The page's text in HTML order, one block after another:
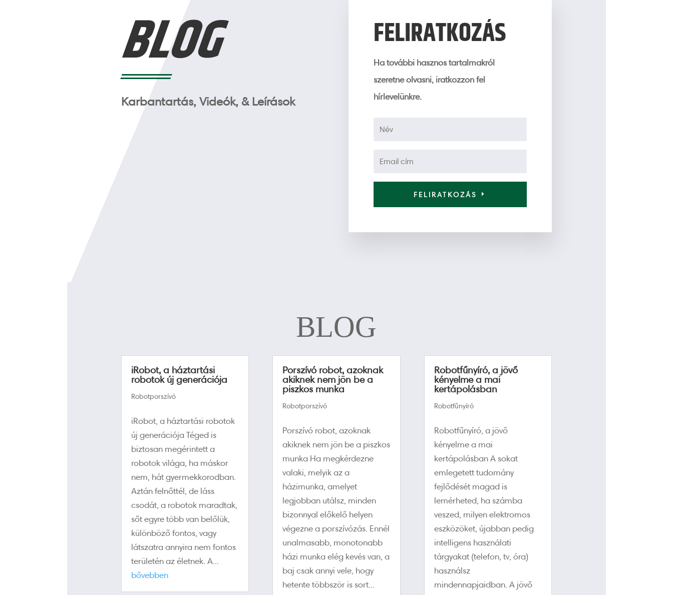
BLOG
Karbantartás, Videók, & Leírások
FELIRATKOZÁS
Ha további hasznos tartalmakról
szeretne olvasni, iratkozzon fel
hírlevelünkre.
FELIRATKOZÁS
BLOG
iRobot, a háztartási
robotok új generációja
Robotporszívó
iRobot, a háztartási robotok
új generációja Téged is
biztosan megérintett a
robotok világa, ha máskor
nem, hát gyermekkorodban.
Aztán felnőttél, de láss
csodát, a robotok maradtak,
sőt egyre több van belőlük,
különböző fontos, vagy
látszatra annyira nem fontos
területén az életnek. A...
bővebben
Porszívó robot, azoknak
akiknek nem jön be a
piszkos munka
Robotporszívó
Porszívó robot, azoknak
akiknek nem jön be a piszkos
munka Ha megkérdezne
valaki, melyik az a
házimunka, amelyet
legjobban utálsz, minden
bizonnyal előkelő helyen
végezne a porszívózás. Ennél
unalmasabb, monotonabb
házi munka elég kevés van, a
baj csak annyi vele, hogy
hetente többször is sort...
Robotfűnyíró, a jövő
kényelme a mai
kertápolásban
Robotfűnyíró
Robotfűnyíró, a jövő
kényelme a mai
kertápolásban A sokat
emlegetett tudomány
fejlődését magad is
lemérheted, ha számba
veszed, milyen elektromos
eszközöket, újabban pedig
intelligens használati
tárgyakat (telefon, tv, óra)
használsz
mindennapjaidban. A jövő